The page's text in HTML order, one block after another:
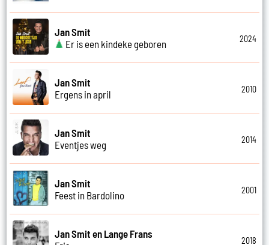
Jan Smit
Er is een kindeke geboren
2024
Jan Smit
Ergens in april
2010
Jan Smit
Eventjes weg
2014
Jan Smit
Feest in Bardolino
2001
Jan Smit en Lange Frans
2018